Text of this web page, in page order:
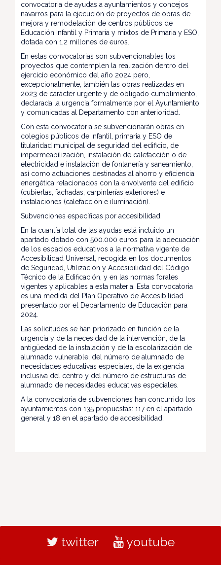
convocatoria de ayudas a ayuntamientos y concejos
navarros para la ejecución de proyectos de obras de
mejora y remodelación de centros públicos de
Educación Infantil y Primaria y mixtos de Primaria y ESO,
dotada con 1,2 millones de euros.
En estas convocatorias son subvencionables los
proyectos que contemplen la realización dentro del
ejercicio económico del año 2024 pero,
excepcionalmente, también las obras realizadas en
2023 de carácter urgente y de obligado cumplimiento,
declarada la urgencia formalmente por el Ayuntamiento
y comunicadas al Departamento con anterioridad.
Con esta convocatoria se subvencionarán obras en
colegios públicos de infantil, primaria y ESO de
titularidad municipal de seguridad del edificio, de
impermeabilización, instalación de calefacción o de
electricidad e instalación de fontanería y saneamiento,
así como actuaciones destinadas al ahorro y eficiencia
energética relacionados con la envolvente del edificio
(cubiertas, fachadas, carpinterías exteriores) e
instalaciones (calefacción e iluminación).
Subvenciones específicas por accesibilidad
En la cuantía total de las ayudas está incluido un
apartado dotado con 500.000 euros para la adecuación
de los espacios educativos a la normativa vigente de
Accesibilidad Universal, recogida en los documentos
de Seguridad, Utilización y Accesibilidad del Código
Técnico de la Edificación, y en las normas forales
vigentes y aplicables a esta materia. Esta convocatoria
es una medida del Plan Operativo de Accesibilidad
presentado por el Departamento de Educación para
2024.
Las solicitudes se han priorizado en función de la
urgencia y de la necesidad de la intervención, de la
antigüedad de la instalación y de la escolarización de
alumnado vulnerable, del número de alumnado de
necesidades educativas especiales, de la exigencia
inclusiva del centro y del número de estructuras de
alumnado de necesidades educativas especiales.
A la convocatoria de subvenciones han concurrido los
ayuntamientos con 135 propuestas: 117 en el apartado
general y 18 en el apartado de accesibilidad.
twitter youtube